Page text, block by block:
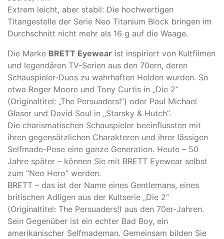
Extrem leicht, aber stabil: Die hochwertigen
Titangestelle der Serie Neo Titanium Block bringen im
Durchschnitt nicht mehr als 16 g auf die Waage.
Die Marke BRETT Eyewear ist inspiriert von Kultfilmen
und legendären TV-Serien aus den 70ern, deren
Schauspieler-Duos zu wahrhaften Helden wurden. So
etwa Roger Moore und Tony Curtis in „Die 2“
(Originaltitel: „The Persuaders!”) oder Paul Michael
Glaser und David Soul in „Starsky & Hutch”.
Die charismatischen Schauspieler beeinflussten mit
ihren gegensätzlichen Charakteren und ihrer lässigen
Selfmade-Pose eine ganze Generation. Heute – 50
Jahre später – können Sie mit BRETT Eyewear selbst
zum “Neo Hero” werden.
BRETT – das ist der Name eines Gentlemans, eines
britischen Adligen aus der Kultserie „Die 2“
(Originaltitel: The Persuaders!) aus den 70er-Jahren.
Sein Gegenüber ist ein echter Bad Boy, ein
amerikanischer Selfmademan. Gemeinsam bilden Sie